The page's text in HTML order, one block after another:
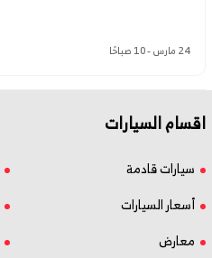
24 مارس - 10 صباحًا
اقسام السيارات
سيارات قادمة
أسعار السيارات
معارض